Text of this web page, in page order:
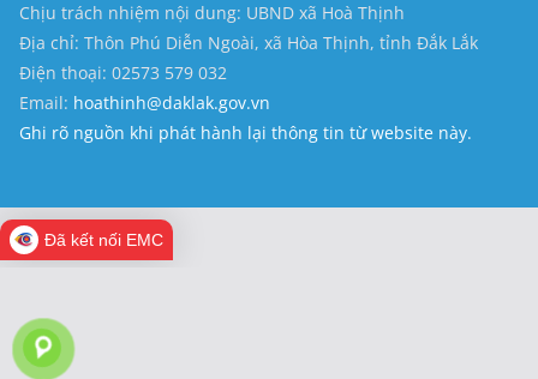
Chịu trách nhiệm nội dung: UBND xã Hoà Thịnh
Địa chỉ: Thôn Phú Diễn Ngoài, xã Hòa Thịnh, tỉnh Đắk Lắk
Điện thoại: 02573 579 032
Email: hoathinh@daklak.gov.vn
Ghi rõ nguồn khi phát hành lại thông tin từ website này.
Đã kết nối EMC